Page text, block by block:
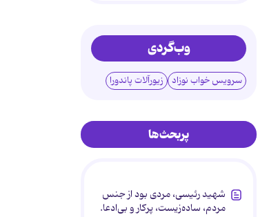
وب‌گردی
سرویس خواب نوزاد زیورآلات پاندورا
پربحث‌ها
شهید رئیسی، مردی بود از جنس
مردم، ساده‌زیست، پرکار و بی‌ادعا.